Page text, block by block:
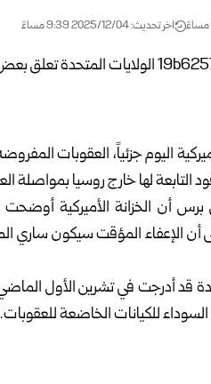
اخر تحديث: 2025/12/04 9:39 مساءً
اليوم جزئياً، العقوبات
لها خارج روسيا بمواصلة
أن الخزانة الأميركية أوضحت
قد أدرجت في تشرين الأول
السوداء للكيانات الخاضعة للعقوبات.